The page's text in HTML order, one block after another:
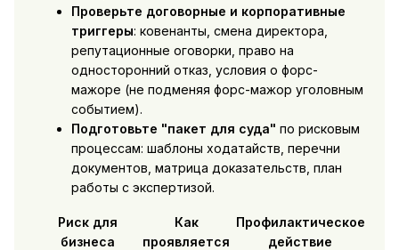
Проверьте договорные и корпоративные
триггеры: ковенанты, смена директора,
репутационные оговорки, право на
односторонний отказ, условия о форс-
мажоре (не подменяя форс-мажор уголовным
событием).
Подготовьте "пакет для суда" по рисковым
процессам: шаблоны ходатайств, перечни
документов, матрица доказательств, план
работы с экспертизой.
Риск для
бизнеса
Как
проявляется
Профилактическое
действие